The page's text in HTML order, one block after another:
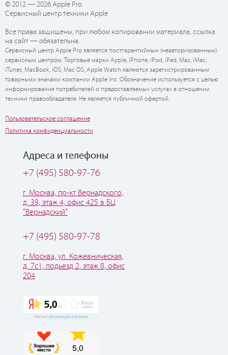
© 2012 — 2026 Apple Pro
Сервисный центр техники Apple
Все права защищены, при любом копировании материала, ссылка
на сайт — обязательна.
Сервисный центр Apple Pro является постгарантийным (неавторизованным)
сервисным центром. Торговые марки Apple, iPhone, iPod, iPad, Mac, iMac,
iTunes, MacBook, iOS, Mac OS, Apple Watch являются зарегистрированным
товарными знаками компании Apple Inc. Обозначение используется с целью
информирования потребителей о предоставляемых услугах в отношении
техники правообладателя. Не является публичной офертой.
Пользовательское соглашение
Политика конфиденциальности
Адреса и телефоны
+7 (495) 580-97-76
г. Москва, пр-кт Вернадского,
д. 39, этаж 4, офис 425 в БЦ
"Вернадский"
+7 (495) 580-97-78
г. Москва, ул. Кожевническая,
д. 7с1, подьезд 2, этаж 8, офис
204